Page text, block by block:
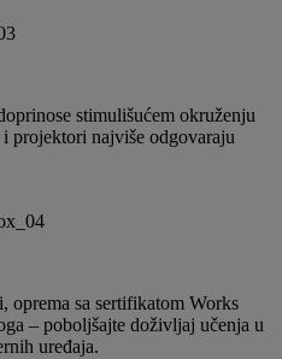
stimulišućem okruženju
projektori najviše odgovaraju
oprema sa sertifikatom Works
– poboljšajte doživljaj učenja u
uređaja.